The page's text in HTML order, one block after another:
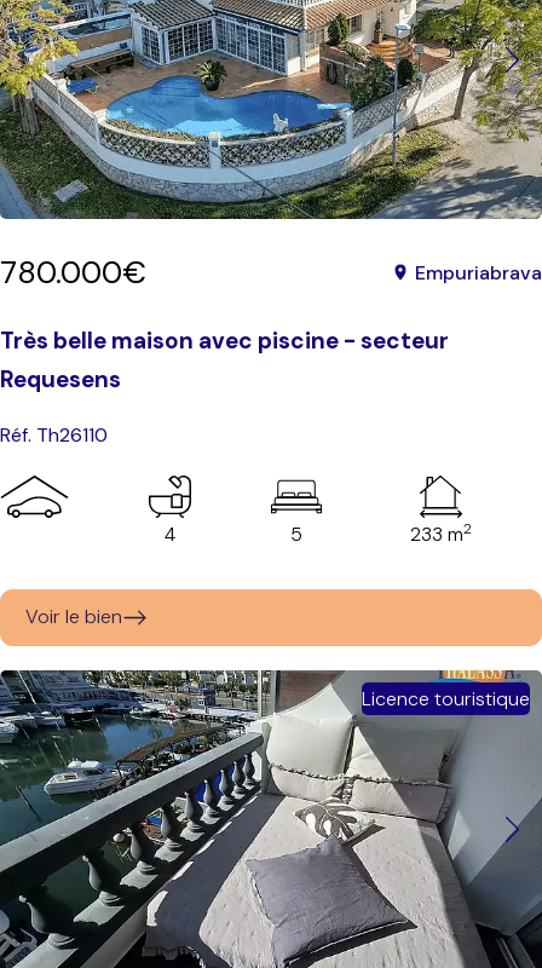
780.000€ Empuriabrava
Très belle maison avec piscine - secteur
Requesens
Réf. Th26110
4 5 233 m2
Voir le bien
Licence touristique